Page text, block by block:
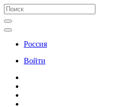
Россия
Войти